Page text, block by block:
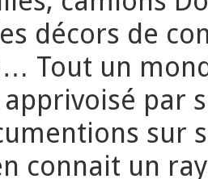
décors de
Tout un
par
sur
connait un